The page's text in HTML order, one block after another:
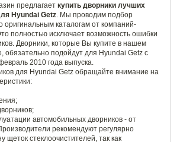
предлагает купить дворники лучших
Hyundai Getz. Мы проводим подбор
оригинальным каталогам от компаний-
полностью исключает возможность ошибки
Дворники, которые Вы купите в нашем
обязательно подойдут для Hyundai Getz с
2010 года выпуска.
для Hyundai Getz обращайте внимание на
автомобильных дворников - от
рекомендуют регулярно
щеток стеклоочистителей, так как